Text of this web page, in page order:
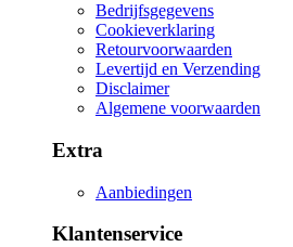
Bedrijfsgegevens
Cookieverklaring
Retourvoorwaarden
Levertijd en Verzending
Disclaimer
Algemene voorwaarden
Extra
Aanbiedingen
Klantenservice